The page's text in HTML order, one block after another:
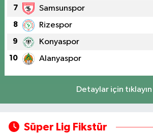
7 Samsunspor
8 Rizespor
9 Konyaspor
10 Alanyaspor
Detaylar için tıklayın
Süper Lig Fikstür